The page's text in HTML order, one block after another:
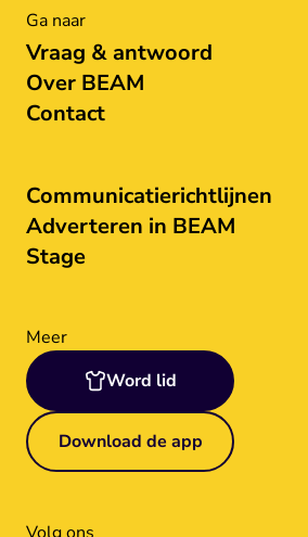
Ga naar
Vraag & antwoord
Over BEAM
Contact
Communicatierichtlijnen
Adverteren in BEAM
Stage
Meer
Word lid
Download de app